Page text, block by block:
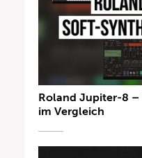
Roland Jupiter-8 –
im Vergleich